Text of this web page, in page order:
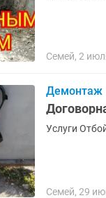
Семей, 2
Демонтаж
Услуги
Семей, 29